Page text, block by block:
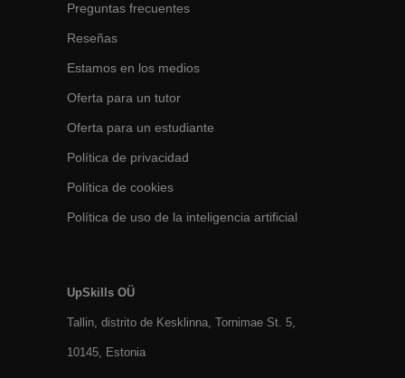
Preguntas frecuentes
Reseñas
Estamos en los medios
Oferta para un tutor
Oferta para un estudiante
Política de privacidad
Política de cookies
Política de uso de la inteligencia artificial
UpSkills OÜ
Tallin, distrito de Kesklinna, Tornimаe St. 5,
10145, Estonia